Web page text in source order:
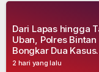
2 hari yang lalu
Dari Lapas hingga
Uban, Polres Bintan
Bongkar Dua Kasus
Narkoba, Empat